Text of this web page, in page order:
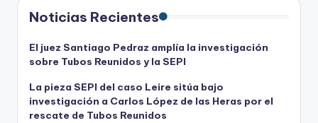
Noticias Recientes
El juez Santiago Pedraz amplía la investigación
sobre Tubos Reunidos y la SEPI
La pieza SEPI del caso Leire sitúa bajo
investigación a Carlos López de las Heras por el
rescate de Tubos Reunidos